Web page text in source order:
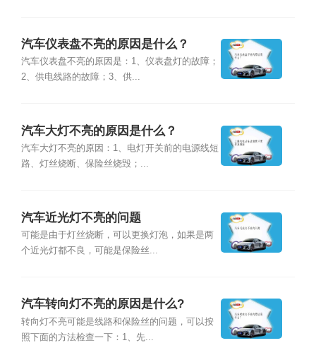
汽车仪表盘不亮的原因是什么？
汽车仪表盘不亮的原因是：1、仪表盘灯的故障；
2、供电线路的故障；3、供...
汽车大灯不亮的原因是什么？
汽车大灯不亮的原因：1、电灯开关前的电源线短
路、灯丝烧断、保险丝烧毁；...
汽车近光灯不亮的问题
可能是由于灯丝烧断，可以更换灯泡，如果是两
个近光灯都不良，可能是保险丝...
汽车转向灯不亮的原因是什么?
转向灯不亮可能是线路和保险丝的问题，可以按
照下面的方法检查一下：1、先...